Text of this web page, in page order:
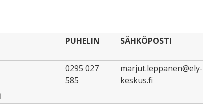
PUHELIN SÄHKÖPOSTI
0295 027
585
marjut.leppanen@ely-
keskus.fi